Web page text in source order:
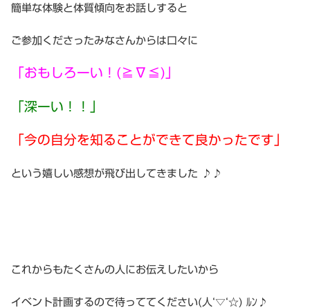
簡単な体験と体質傾向をお話しすると
ご参加くださったみなさんからは口々に
「おもしろーい！(≧∇≦)」
「深ーい！！」
「今の自分を知ることができて良かったです」
という嬉しい感想が飛び出してきました ♪♪
これからもたくさんの人にお伝えしたいから
イベント計画するので待っててください(人‘▽‘☆) ﾙﾝ♪